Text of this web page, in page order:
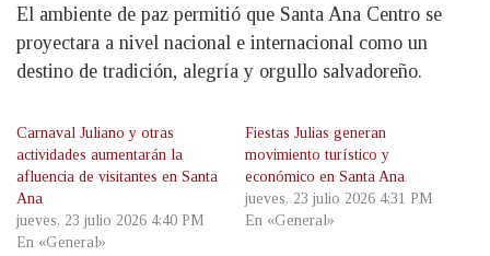
El ambiente de paz permitió que Santa Ana Centro se
proyectara a nivel nacional e internacional como un
destino de tradición, alegría y orgullo salvadoreño.
Carnaval Juliano y otras
actividades aumentarán la
afluencia de visitantes en Santa
Ana
jueves, 23 julio 2026 4:40 PM
En «General»
Fiestas Julias generan
movimiento turístico y
económico en Santa Ana
jueves, 23 julio 2026 4:31 PM
En «General»